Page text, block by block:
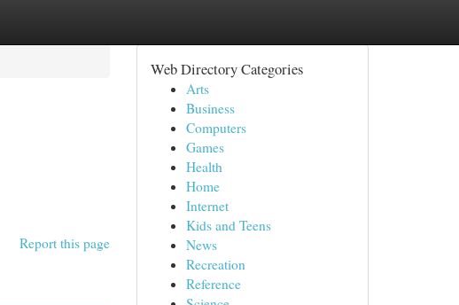
Report this page
Web Directory Categories
Arts
Business
Computers
Games
Health
Home
Internet
Kids and Teens
News
Recreation
Reference